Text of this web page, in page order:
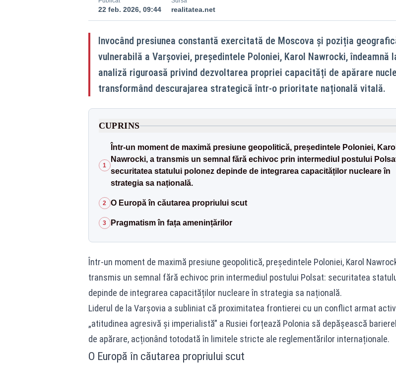
22 feb. 2026, 09:44 realitatea.net
Invocând presiunea constantă exercitată de Moscova și poziția
vulnerabilă a Varșoviei, președintele Poloniei, Karol Nawrocki, îndeamnă
analiză riguroasă privind dezvoltarea propriei capacități de apărare
transformând descurajarea strategică într-o prioritate națională vitală.
CUPRINS
1
Într-un moment de maximă presiune geopolitică, președintele Poloniei, Karol
Nawrocki, a transmis un semnal fără echivoc prin intermediul postului
securitatea statului polonez depinde de integrarea capacităților nucleare în
strategia sa națională.
2 O Europă în căutarea propriului scut
3 Pragmatism în fața amenințărilor
Într-un moment de maximă presiune geopolitică, președintele Poloniei, Karol
transmis un semnal fără echivoc prin intermediul postului Polsat: securitatea
depinde de integrarea capacităților nucleare în strategia sa națională.
Liderul de la Varșovia a subliniat că proximitatea frontierei cu un conflict armat
„atitudinea agresivă și imperialistă” a Rusiei forțează Polonia să depășească
de apărare, acționând totodată în limitele stricte ale reglementărilor internaționale.
O Europă în căutarea propriului scut